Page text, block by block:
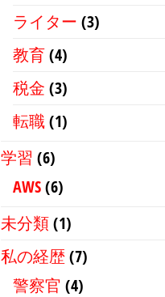
ライター (3)
教育(4)
税金 (3)
転職(1)
学習 (6)
AWS(6)
未分類(1)
私の経歴(7)
警察官 (4)